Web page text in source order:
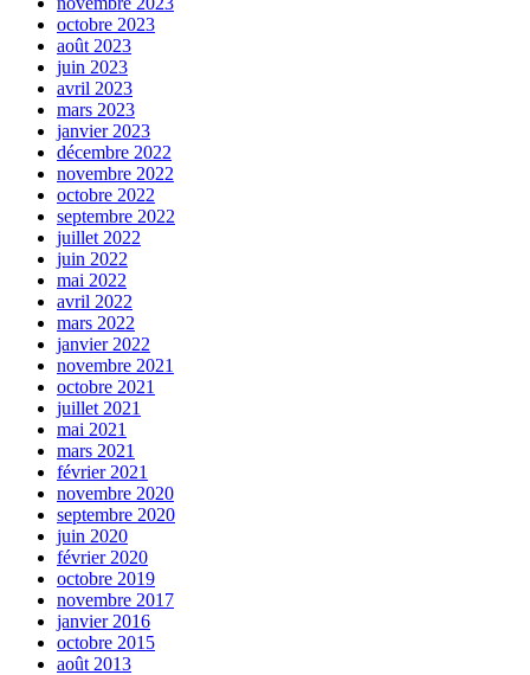
octobre 2023
août 2023
juin 2023
avril 2023
mars 2023
janvier 2023
décembre 2022
novembre 2022
octobre 2022
septembre 2022
juillet 2022
juin 2022
mai 2022
avril 2022
mars 2022
janvier 2022
novembre 2021
octobre 2021
juillet 2021
mai 2021
mars 2021
février 2021
novembre 2020
septembre 2020
juin 2020
février 2020
octobre 2019
novembre 2017
janvier 2016
octobre 2015
août 2013